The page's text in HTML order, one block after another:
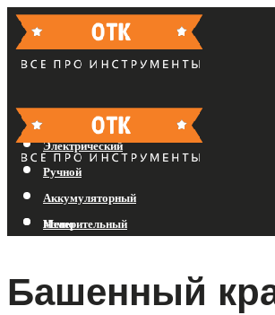
Бензиновый
Электрический
Ручной
Аккумуляторный
Измерительный
Меню
Башенный